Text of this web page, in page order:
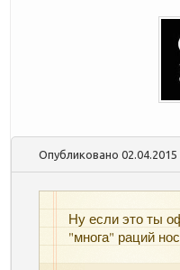
Опубликовано
Ну если это ты
"многа" раций